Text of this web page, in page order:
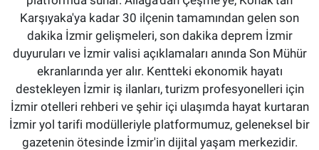
Karşıyaka'ya kadar 30 ilçenin tamamından gelen son
dakika İzmir gelişmeleri, son dakika deprem İzmir
duyuruları ve İzmir valisi açıklamaları anında Son Mühür
ekranlarında yer alır. Kentteki ekonomik hayatı
destekleyen İzmir iş ilanları, turizm profesyonelleri için
İzmir otelleri rehberi ve şehir içi ulaşımda hayat kurtaran
İzmir yol tarifi modülleriyle platformumuz, geleneksel bir
gazetenin ötesinde İzmir'in dijital yaşam merkezidir.